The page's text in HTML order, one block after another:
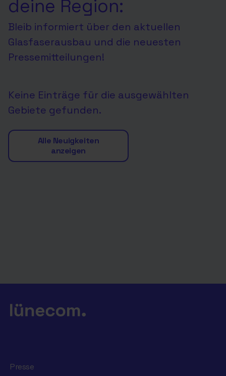
deine Region:
Bleib informiert über den aktuellen
Glasfaserausbau und die neuesten
Pressemitteilungen!
Keine Einträge für die ausgewählten
Gebiete gefunden.
Alle Neuigkeiten
anzeigen
Presse